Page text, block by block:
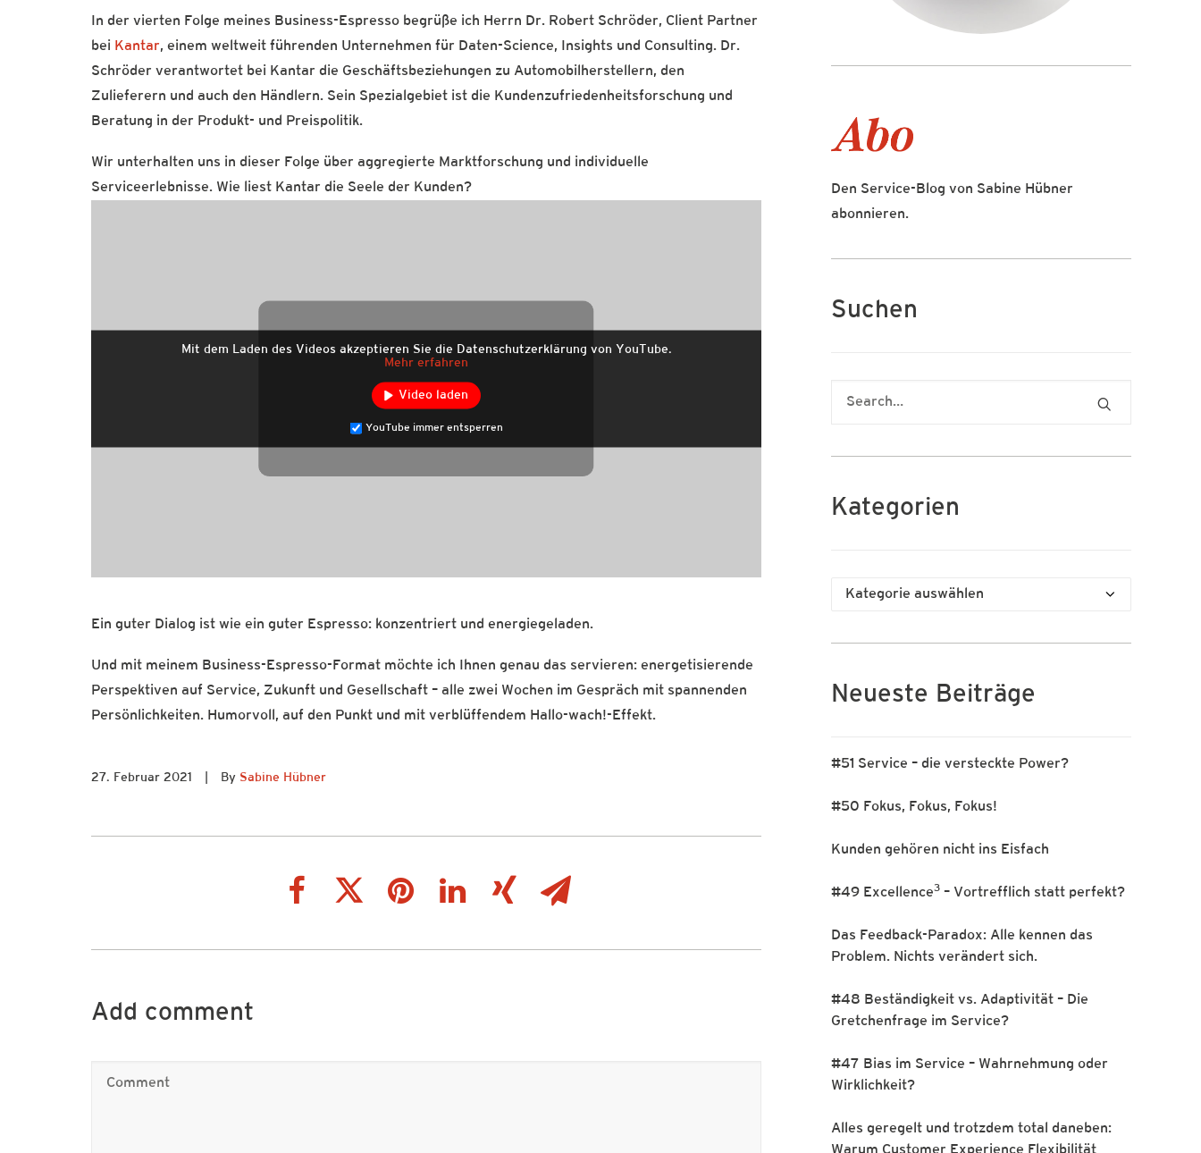
In der vierten Folge meines Business-Espresso begrüße ich Herrn Dr. Robert Schröder, Client Partner
bei Kantar, einem weltweit führenden Unternehmen für Daten-Science, Insights und Consulting. Dr.
Schröder verantwortet bei Kantar die Geschäftsbeziehungen zu Automobilherstellern, den
Zulieferern und auch den Händlern. Sein Spezialgebiet ist die Kundenzufriedenheitsforschung und
Beratung in der Produkt- und Preispolitik.
Wir unterhalten uns in dieser Folge über aggregierte Marktforschung und individuelle
Serviceerlebnisse. Wie liest Kantar die Seele der Kunden?
Mit dem Laden des Videos akzeptieren Sie die Datenschutzerklärung von YouTube.
Mehr erfahren
Video laden
YouTube immer entsperren
Ein guter Dialog ist wie ein guter Espresso: konzentriert und energiegeladen.
Und mit meinem Business-Espresso-Format möchte ich Ihnen genau das servieren: energetisierende
Perspektiven auf Service, Zukunft und Gesellschaft – alle zwei Wochen im Gespräch mit spannenden
Persönlichkeiten. Humorvoll, auf den Punkt und mit verblüffendem Hallo-wach!-Effekt.
27. Februar 2021 By Sabine Hübner
Add comment
Den Service-Blog von Sabine Hübner
abonnieren.
Suchen
Kategorien
Kategorien
Neueste Beiträge
#51 Service – die versteckte Power?
#50 Fokus, Fokus, Fokus!
Kunden gehören nicht ins Eisfach
#49 Excellence3 – Vortrefflich statt perfekt?
Das Feedback-Paradox: Alle kennen das
Problem. Nichts verändert sich.
#48 Beständigkeit vs. Adaptivität – Die
Gretchenfrage im Service?
#47 Bias im Service – Wahrnehmung oder
Wirklichkeit?
Alles geregelt und trotzdem total daneben: